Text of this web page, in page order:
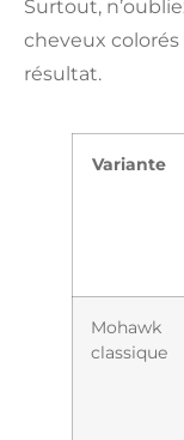
Surtout,
cheveux
résultat.
Variante
Mohawk
classique